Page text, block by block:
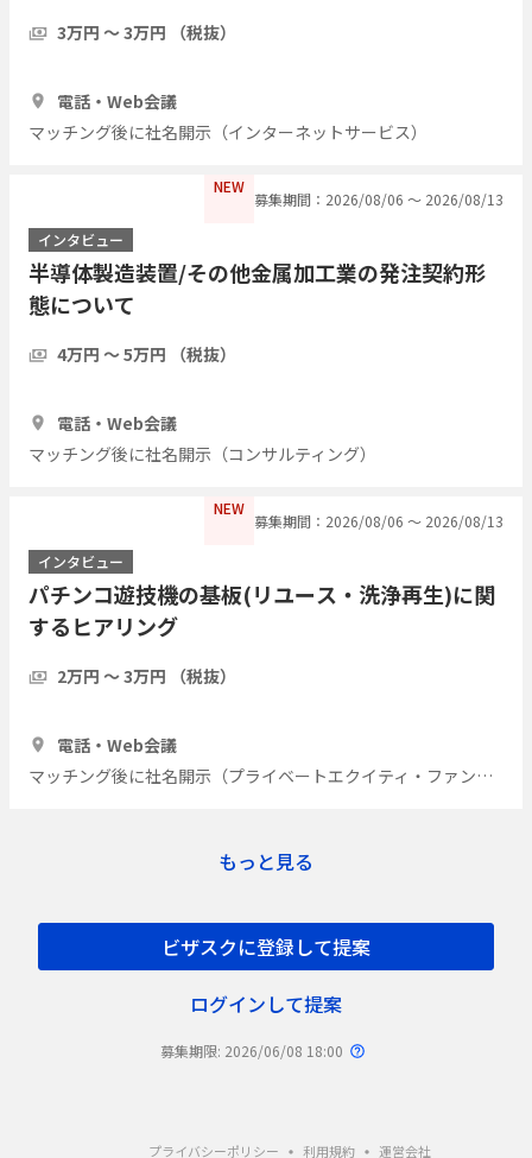
3万円 〜 3万円 （税抜）
電話・Web会議
マッチング後に社名開示（インターネットサービス）
NEW
募集期間：2026/08/06 〜 2026/08/13
インタビュー
半導体製造装置/その他金属加工業の発注契約形
態について
4万円 〜 5万円 （税抜）
電話・Web会議
マッチング後に社名開示（コンサルティング）
NEW
募集期間：2026/08/06 〜 2026/08/13
インタビュー
パチンコ遊技機の基板(リユース・洗浄再生)に関
するヒアリング
2万円 〜 3万円 （税抜）
電話・Web会議
マッチング後に社名開示（プライベートエクイティ・ファンド）
もっと見る
ビザスクに登録して提案
ログインして提案
募集期限: 2026/06/08 18:00
プライバシーポリシー 利用規約 運営会社